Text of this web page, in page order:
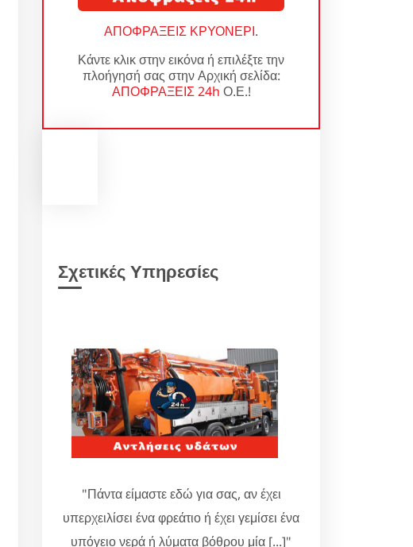
ΑΠΟΦΡΑΞΕΙΣ ΚΡΥΟΝΕΡΙ.
Κάντε κλικ στην εικόνα ή επιλέξτε την
πλοήγησή σας στην Αρχική σελίδα:
ΑΠΟΦΡΑΞΕΙΣ 24h Ο.Ε.!
Σχετικές Υπηρεσίες
"Πάντα είμαστε εδώ για σας, αν έχει
υπερχειλίσει ένα φρεάτιο ή έχει γεμίσει ένα
υπόγειο νερά ή λύματα βόθρου μία [...]"